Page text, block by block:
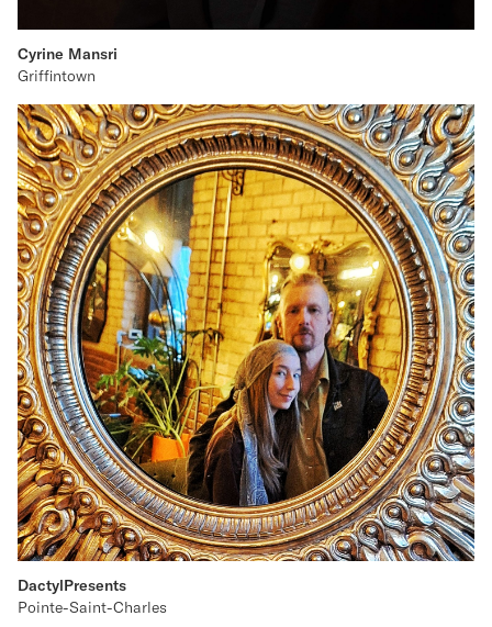
Cyrine Mansri
Griffintown
DactylPresents
Pointe-Saint-Charles